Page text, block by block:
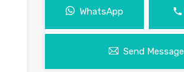
WhatsApp
Send Message